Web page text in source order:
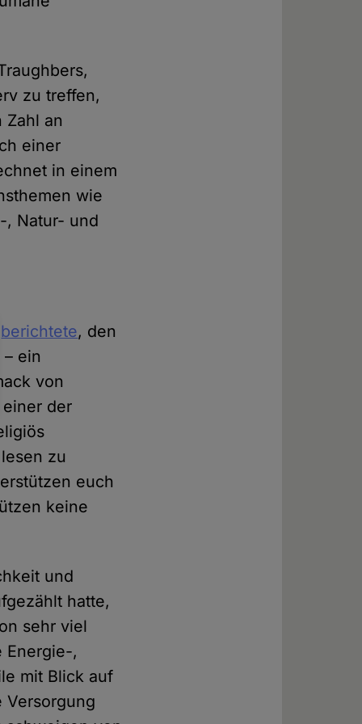
zu treffen,
an
einer
in einem
wie
, Natur- und
berichtete, den
ein
von
der
zu
euch
keine
und
hatte,
sehr viel
Energie-,
mit Blick auf
Versorgung